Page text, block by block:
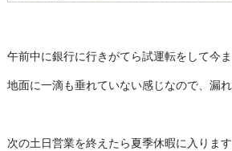
午前中に銀行に行きがてら試運転をして今
地面に一滴も垂れていない感じなので、漏
次の土日営業を終えたら夏季休暇に入ります